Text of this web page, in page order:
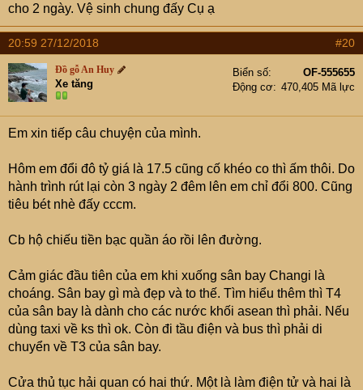
cho 2 ngày. Vệ sinh chung đấy Cụ ạ
20:59 27/12/2018 #20
Đồ gỗ An Huy
Xe tăng
Biển số
OF-555655
Động cơ
470,405 Mã lực
Em xin tiếp câu chuyện của mình.
Hôm em đổi đô tỷ giá là 17.5 cũng cố khéo co thì ấm thôi. Do
hành trình rút lại còn 3 ngày 2 đêm lên em chỉ đổi 800. Cũng
tiêu bét nhè đấy cccm.
Cb hộ chiếu tiền bạc quần áo rồi lên đường.
Cảm giác đầu tiên của em khi xuống sân bay Changi là
choáng. Sân bay gì mà đẹp và to thế. Tìm hiểu thêm thì T4
của sân bay là dành cho các nước khối asean thì phải. Nếu
dùng taxi về ks thì ok. Còn đi tầu điện và bus thì phải di
chuyển về T3 của sân bay.
Cửa thủ tục hải quan có hai thứ. Một là làm điện tử và hai là